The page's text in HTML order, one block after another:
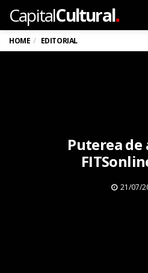
CapitalCultural.
HOME EDITORIAL
Puterea de
21/07/